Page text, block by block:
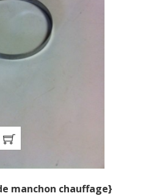
manchon chauffage}